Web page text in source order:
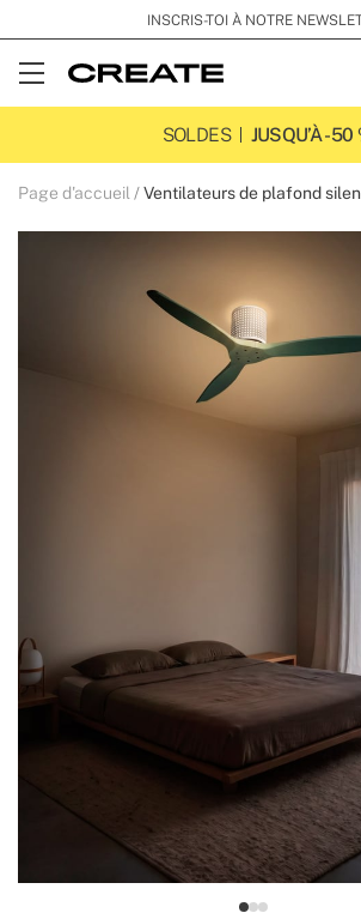
INSCRIS-TOI À NOTRE
Open
Menu
SOLDES
JUSQU’À -50
Page d'accueil Ventilateurs de plafond